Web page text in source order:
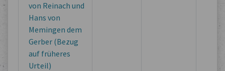
von Reinach und
Hans von
Memingen dem
Gerber (Bezug
auf früheres
Urteil)